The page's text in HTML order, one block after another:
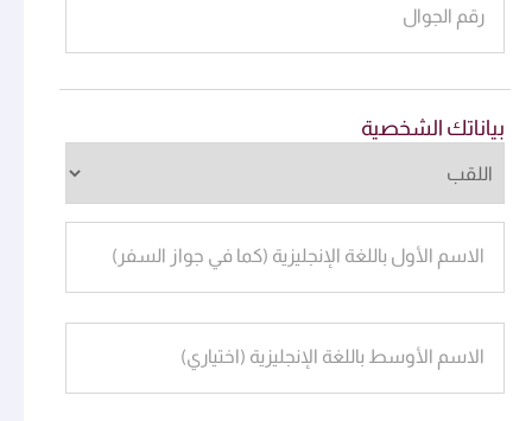
رقم الجوال
بياناتك الشخصية
الاسم الأول باللغة الإنجليزية (كما في جواز السفر)
الاسم الأوسط باللغة الإنجليزية (اختياري)